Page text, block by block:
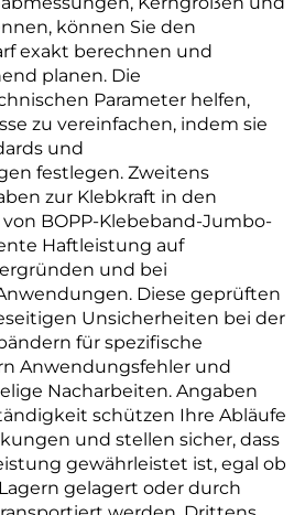
können Sie den
exakt berechnen und
planen. Die
Parameter helfen,
zu vereinfachen, indem sie
und
festlegen. Zweitens
zur Klebkraft in den
BOPP-Klebeband-Jumbo-
Haftleistung auf
und bei
Diese geprüften
Unsicherheiten bei der
für spezifische
Anwendungsfehler und
Nacharbeiten. Angaben
schützen Ihre Abläufe
und stellen sicher, dass
gewährleistet ist, egal ob
gelagert oder durch